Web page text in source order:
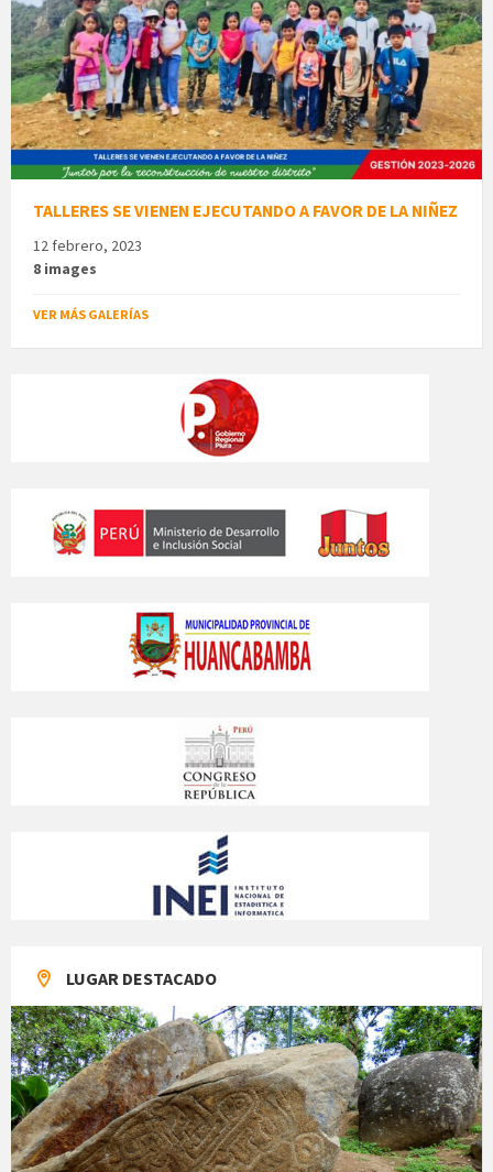
TALLERES SE VIENEN EJECUTANDO A FAVOR DE LA NIÑEZ
12 febrero, 2023
8 images
VER MÁS GALERÍAS
LUGAR DESTACADO